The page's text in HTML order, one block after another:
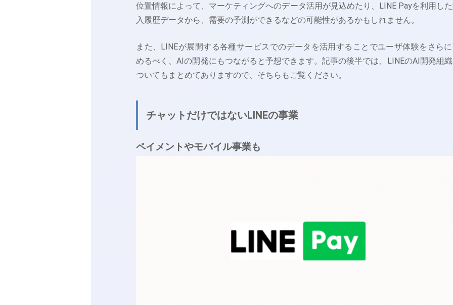
位置情報によって、マーケティングへのデータ活用が見込めたり、LINE Payを利用し
入履歴データから、需要の予測ができるなどの可能性があるかもしれません。
また、LINEが展開する各種サービスでのデータを活用することでユーザ体験をさら
めるべく、AIの開発にもつながると予想できます。記事の後半では、LINEのAI開発組
ついてもまとめてありますので、そちらもご覧ください。
チャットだけではないLINEの事業
ペイメントやモバイル事業も